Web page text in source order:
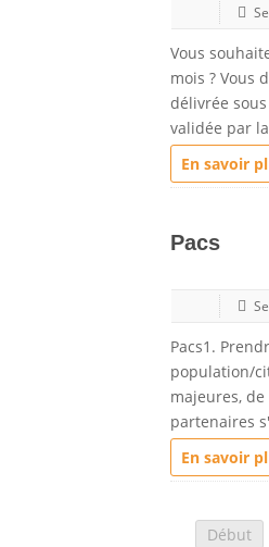
Vous
mois ? Vous
délivrée
validée par
En savoir
Pacs
Pacs1.
population/
majeures,
partenaires
En savoir
Début